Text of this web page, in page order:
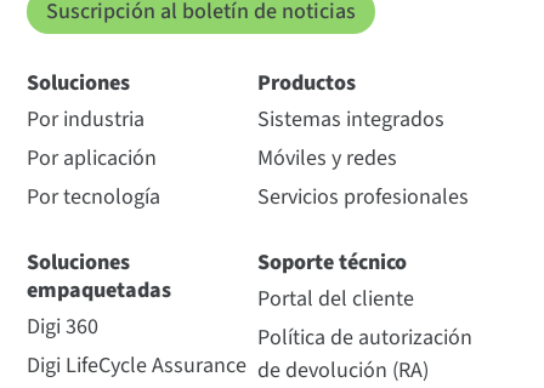
Suscripción al boletín de noticias
Soluciones
Por industria
Por aplicación
Por tecnología
Soluciones
empaquetadas
Digi 360
Digi LifeCycle Assurance
Productos
Sistemas integrados
Móviles y redes
Servicios profesionales
Soporte técnico
Portal del cliente
Política de autorización
de devolución (RA)